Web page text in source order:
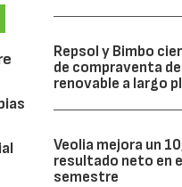
Repsol y Bimbo
de compraventa
renovable a largo
Veolia mejora un
resultado neto en
semestre